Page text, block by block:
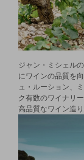
ジャン・ミシェル
にワインの品質を
ュ・ルーション、
ク有数のワイナリ
高品質なワイン造